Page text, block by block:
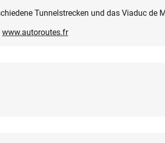
Tunnelstrecken und das Viaduc
www.autoroutes.fr